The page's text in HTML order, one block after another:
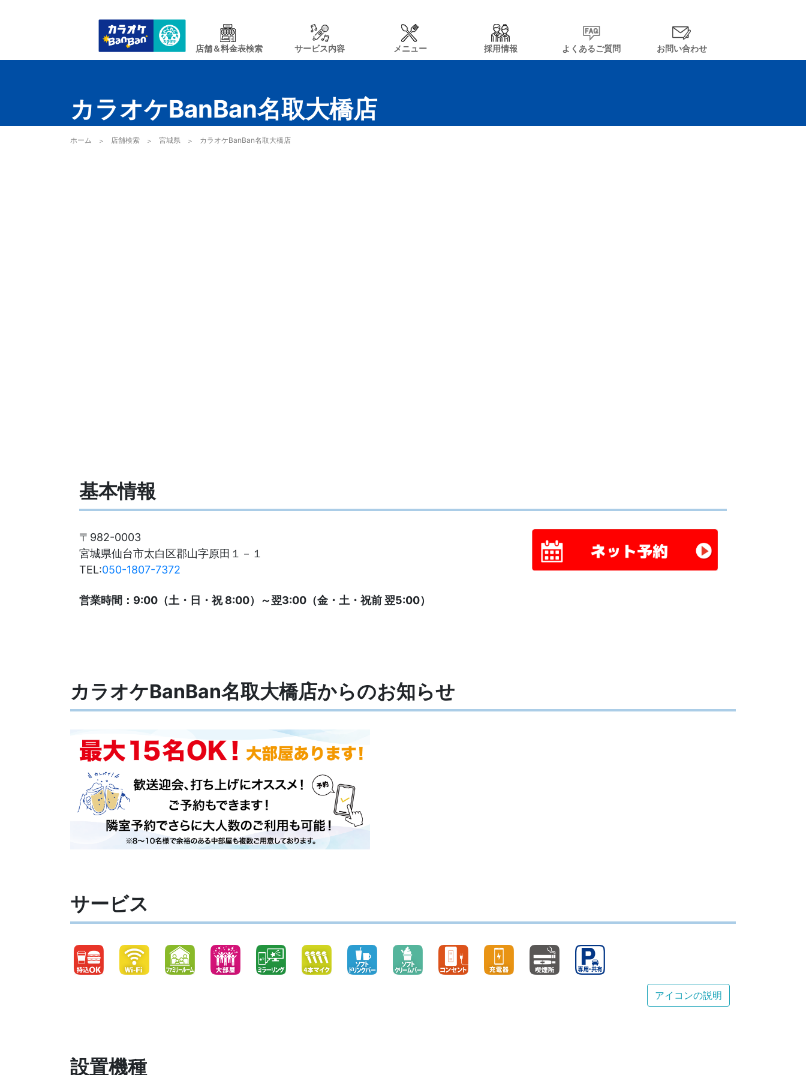
店舗＆料金表検索 サービス内容 メニュー 採用情報 よくあるご質問 お問い合わせ
カラオケBanBan名取大橋店
ホーム 店舗検索 宮城県 カラオケBanBan名取大橋店
基本情報
〒982-0003
宮城県仙台市太白区郡山字原田１－１
TEL:050-1807-7372
営業時間：9:00（土・日・祝 8:00）～翌3:00（金・土・祝前 翌5:00）
カラオケBanBan名取大橋店からのお知らせ
サービス
アイコンの説明
設置機種